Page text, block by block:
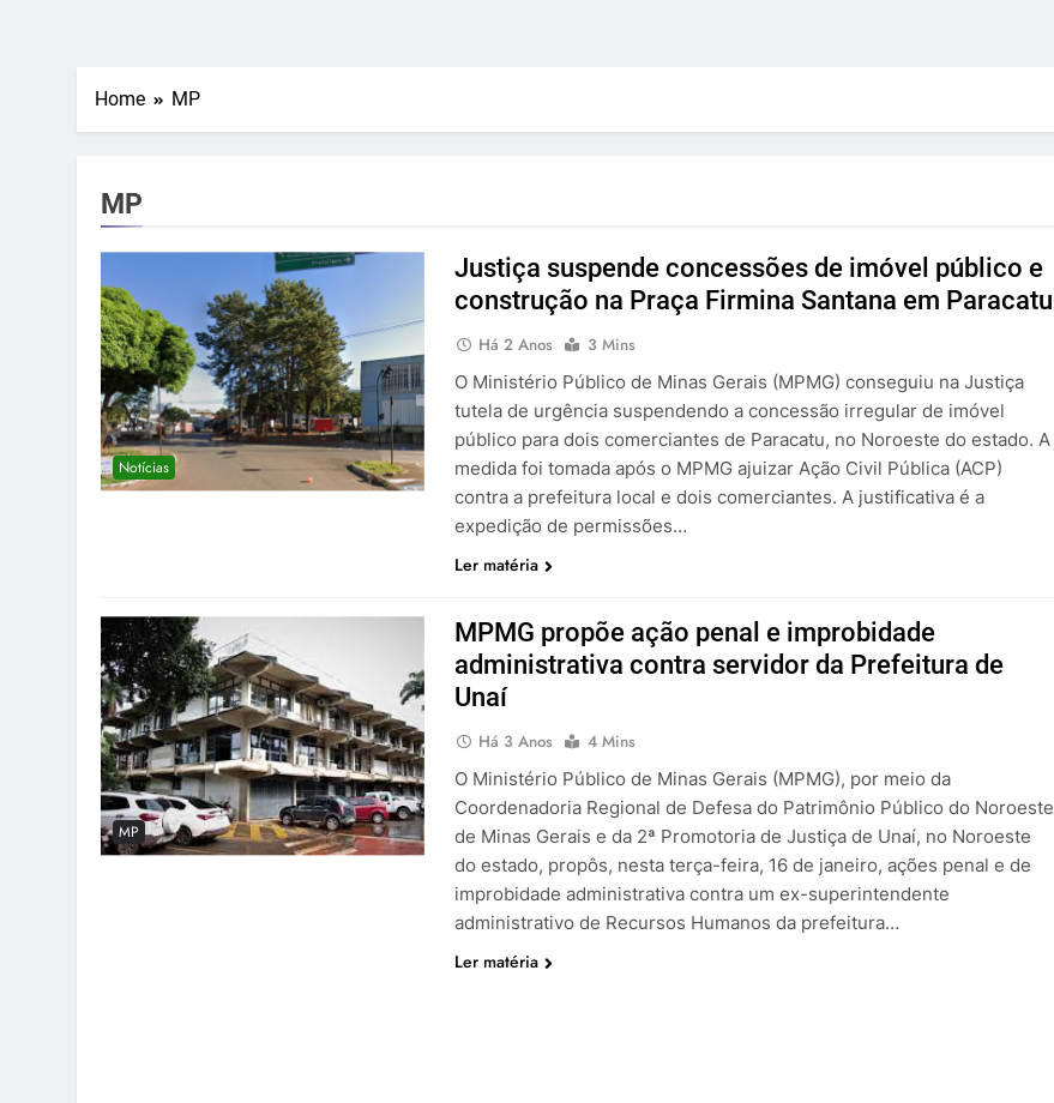
Home MP
MP
Notícias
Justiça suspende concessões de imóvel público e
construção na Praça Firmina Santana em Paracatu
Há 2 Anos
3 Mins
O Ministério Público de Minas Gerais (MPMG) conseguiu na Justiça
tutela de urgência suspendendo a concessão irregular de imóvel
público para dois comerciantes de Paracatu, no Noroeste do estado. A
medida foi tomada após o MPMG ajuizar Ação Civil Pública (ACP)
contra a prefeitura local e dois comerciantes. A justificativa é a
expedição de permissões…
Ler matéria
MP
MPMG propõe ação penal e improbidade
administrativa contra servidor da Prefeitura de
Unaí
Há 3 Anos
4 Mins
O Ministério Público de Minas Gerais (MPMG), por meio da
Coordenadoria Regional de Defesa do Patrimônio Público do Noroeste
de Minas Gerais e da 2ª Promotoria de Justiça de Unaí, no Noroeste
do estado, propôs, nesta terça-feira, 16 de janeiro, ações penal e de
improbidade administrativa contra um ex-superintendente
administrativo de Recursos Humanos da prefeitura…
Ler matéria